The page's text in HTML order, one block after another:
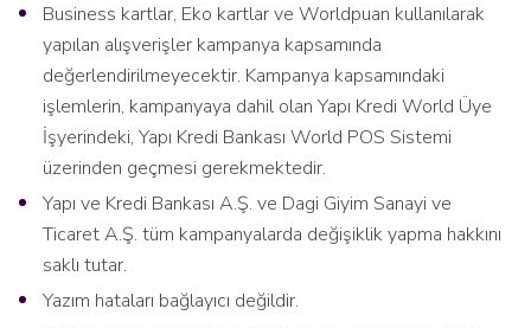
Business kartlar, Eko kartlar ve Worldpuan kullanılarak
yapılan alışverişler kampanya kapsamında
değerlendirilmeyecektir. Kampanya kapsamındaki
işlemlerin, kampanyaya dahil olan Yapı Kredi World Üye
İşyerindeki, Yapı Kredi Bankası World POS Sistemi
üzerinden geçmesi gerekmektedir.
Yapı ve Kredi Bankası A.Ş. ve Dagi Giyim Sanayi ve
Ticaret A.Ş. tüm kampanyalarda değişiklik yapma hakkını
saklı tutar.
Yazım hataları bağlayıcı değildir.